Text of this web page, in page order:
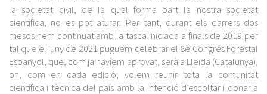
la societat civil, de la qual forma part la nostra societat
científica, no es pot aturar. Per tant, durant els darrers dos
mesos hem continuat amb la tasca iniciada a finals de 2019 per
tal que el juny de 2021 puguem celebrar el 8è Congrés Forestal
Espanyol, que, com ja havíem aprovat, serà a Lleida (Catalunya),
on, com en cada edició, volem reunir tota la comunitat
científica i tècnica del país amb la intenció d’escoltar i donar a